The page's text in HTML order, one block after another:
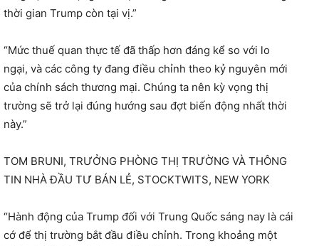
thời gian Trump còn tại vị.”
“Mức thuế quan thực tế đã thấp hơn đáng kể so với lo
ngại, và các công ty đang điều chỉnh theo kỷ nguyên mới
của chính sách thương mại. Chúng ta nên kỳ vọng thị
trường sẽ trở lại đúng hướng sau đợt biến động nhất thời
này.”
TOM BRUNI, TRƯỞNG PHÒNG THỊ TRƯỜNG VÀ THÔNG
TIN NHÀ ĐẦU TƯ BÁN LẺ, STOCKTWITS, NEW YORK
“Hành động của Trump đối với Trung Quốc sáng nay là cái
cớ để thị trường bắt đầu điều chỉnh. Trong khoảng một